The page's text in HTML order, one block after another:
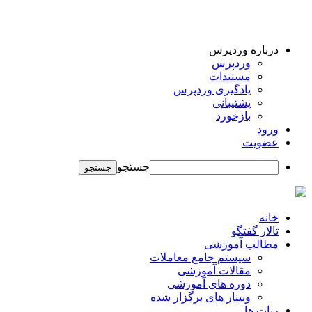
درباره وردپرس
وردپرس
مستندات
یادگیری وردپرس
پشتیبانی
بازخورد
ورود
عضویت
جستجو
خانه
تالار گفتگو
مطالب آموزشی
سیستم جامع معاملات
مقالات آموزشی
دوره های آموزشی
وبینار های برگزار شده